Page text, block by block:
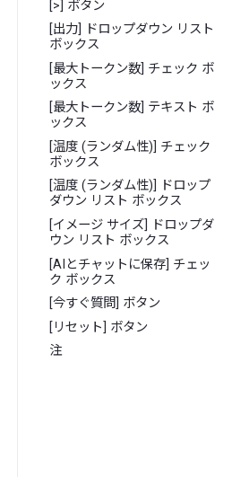
[>] ボタン
[出力] ドロップダウン リスト
ボックス
[最大トークン数] チェック ボ
ックス
[最大トークン数] テキスト ボ
ックス
[温度 (ランダム性)] チェック
ボックス
[温度 (ランダム性)] ドロップ
ダウン リスト ボックス
[イメージ サイズ] ドロップダ
ウン リスト ボックス
[AIとチャットに保存] チェッ
ク ボックス
[今すぐ質問] ボタン
[リセット] ボタン
注